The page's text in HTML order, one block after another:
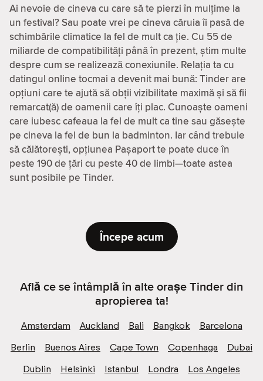
Ai nevoie de cineva cu care să te pierzi în mulțime la
un festival? Sau poate vrei pe cineva căruia îi pasă de
schimbările climatice la fel de mult ca ție. Cu 55 de
miliarde de compatibilităţi până în prezent, știm multe
despre cum se realizează conexiunile. Relația ta cu
datingul online tocmai a devenit mai bună: Tinder are
opțiuni care te ajută să obții vizibilitate maximă și să fii
remarcat(ă) de oamenii care îți plac. Cunoaște oameni
care iubesc cafeaua la fel de mult ca tine sau găsește
pe cineva la fel de bun la badminton. Iar când trebuie
să călătorești, opțiunea Pașaport te poate duce în
peste 190 de țări cu peste 40 de limbi—toate astea
sunt posibile pe Tinder.
Începe acum
Află ce se întâmplă în alte orașe Tinder din
apropierea ta!
Amsterdam Auckland Bali Bangkok
Barcelona
Berlin
Buenos Aires Cape Town Copenhaga
Dubai
Dublin
Helsinki Istanbul Londra
Los Angeles